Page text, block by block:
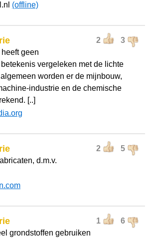
(offline)
2 3
geen
vergeleken met de lichte
worden er de mijnbouw,
industrie en de chemische
[..]
2 5
d.m.v.
1 6
grondstoffen gebruiken